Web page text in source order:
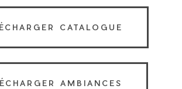
CATALOGUE
AMBIANCES